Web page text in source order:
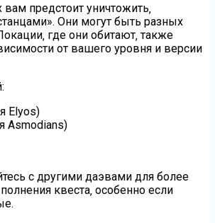
предстоит уничтожить‚
Они могут быть разных
где они обитают‚ также
от вашего уровня и версии
Elyos)
Asmodians)
с другими даэвами для более
квеста‚ особенно если